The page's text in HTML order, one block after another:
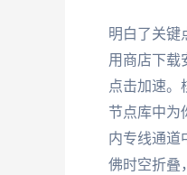
明白了关键
用商店下载
点击加速
节点库中为
内专线通道
佛时空折叠